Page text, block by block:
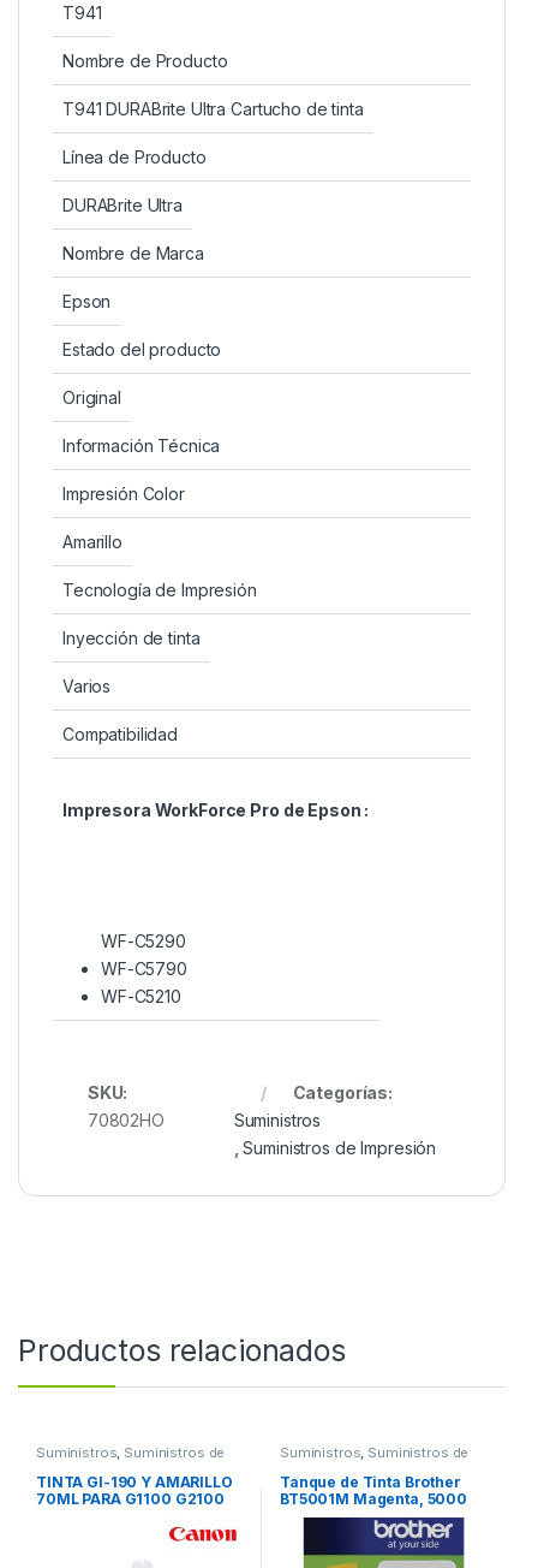
T941
Nombre de Producto
T941 DURABrite Ultra Cartucho de tinta
Línea de Producto
DURABrite Ultra
Nombre de Marca
Epson
Estado del producto
Original
Información Técnica
Impresión Color
Amarillo
Tecnología de Impresión
Inyección de tinta
Varios
Compatibilidad
Impresora WorkForce Pro de Epson :
WF-C5290
WF-C5790
WF-C5210
SKU:
70802HO
Categorías:
Suministros
,Suministros de Impresión
Productos relacionados
Suministros Suministros de
Impresión
TINTA GI-190 Y AMARILLO
70ML PARA G1100 G2100
Suministros Suministros de
Impresión
Tanque de Tinta Brother
BT5001M Magenta, 5000
Páginas RENDIMIENTO